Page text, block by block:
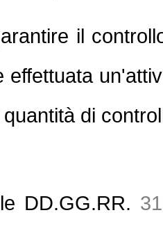
il
effettuata
di
DD.GG.RR.